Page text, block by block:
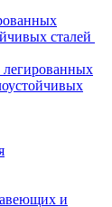
сталей
и